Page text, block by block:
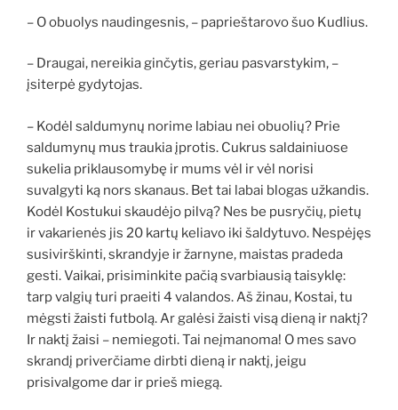
– O obuolys naudingesnis, – paprieštarovo šuo Kudlius.
– Draugai, nereikia ginčytis, geriau pasvarstykim, –
įsiterpė gydytojas.
– Kodėl saldumynų norime labiau nei obuolių? Prie
saldumynų mus traukia įprotis. Cukrus saldainiuose
sukelia priklausomybę ir mums vėl ir vėl norisi
suvalgyti ką nors skanaus. Bet tai labai blogas užkandis.
Kodėl Kostukui skaudėjo pilvą? Nes be pusryčių, pietų
ir vakarienės jis 20 kartų keliavo iki šaldytuvo. Nespėjęs
susivirškinti, skrandyje ir žarnyne, maistas pradeda
gesti. Vaikai, prisiminkite pačią svarbiausią taisyklę:
tarp valgių turi praeiti 4 valandos. Aš žinau, Kostai, tu
mėgsti žaisti futbolą. Ar galėsi žaisti visą dieną ir naktį?
Ir naktį žaisi – nemiegoti. Tai neįmanoma! O mes savo
skrandį priverčiame dirbti dieną ir naktį, jeigu
prisivalgome dar ir prieš miegą.